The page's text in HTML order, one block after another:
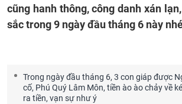
cũng hanh thông, công danh xán
sắc trong 9 ngày đầu tháng 6 này
Trong ngày đầu tháng 6, 3 con giáp được
cố, Phú Quý Lâm Môn, tiền ào ào chảy về
ra tiền, vạn sự như ý